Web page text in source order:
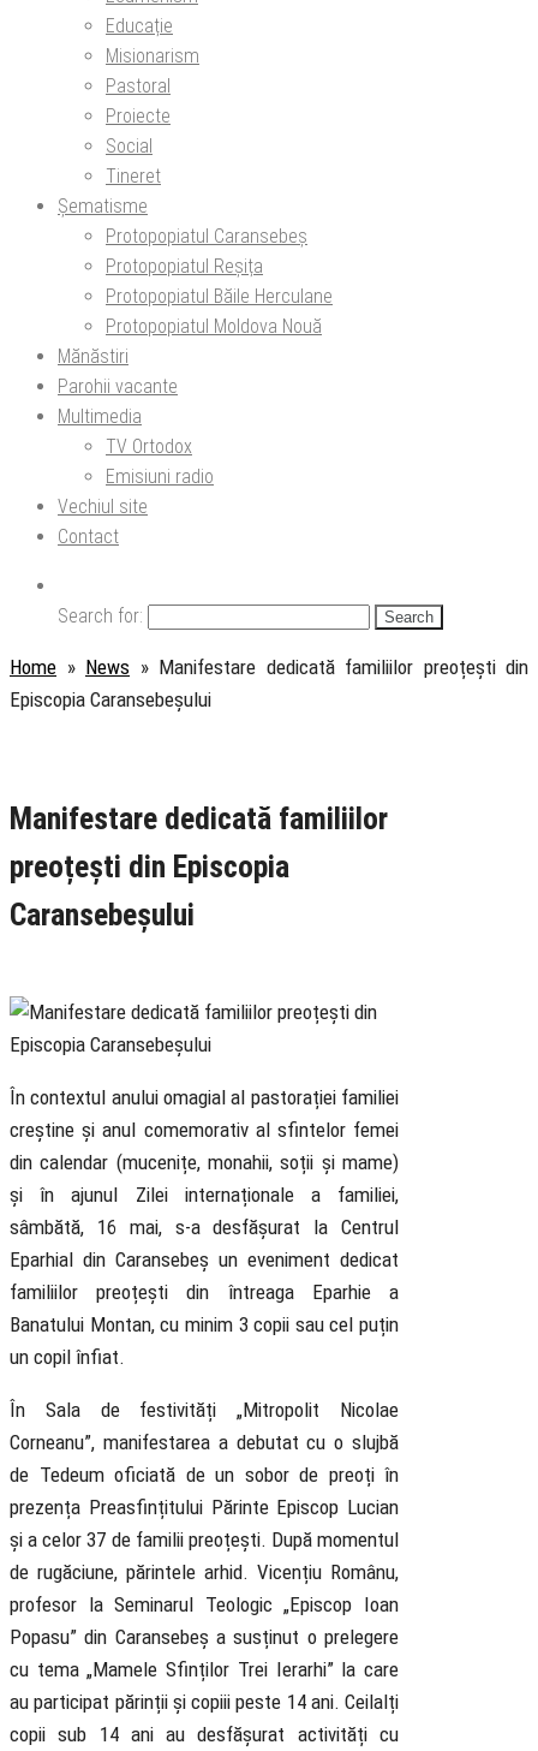
Educație
Misionarism
Pastoral
Proiecte
Social
Tineret
Șematisme
Protopopiatul Caransebeș
Protopopiatul Reșița
Protopopiatul Băile Herculane
Protopopiatul Moldova Nouă
Mănăstiri
Parohii vacante
Multimedia
TV Ortodox
Emisiuni radio
Vechiul site
Contact
Search for:
Home » News » Manifestare dedicată familiilor preoțești din
Episcopia Caransebeșului
Manifestare dedicată familiilor
preoțești din Episcopia
Caransebeșului
În contextul anului omagial al pastorației familiei
creștine și anul comemorativ al sfintelor femei
din calendar (mucenițe, monahii, soții și mame)
și în ajunul Zilei internaționale a familiei,
sâmbătă, 16 mai, s-a desfășurat la Centrul
Eparhial din Caransebeș un eveniment dedicat
familiilor preoțești din întreaga Eparhie a
Banatului Montan, cu minim 3 copii sau cel puțin
un copil înfiat.
În Sala de festivități „Mitropolit Nicolae
Corneanu”, manifestarea a debutat cu o slujbă
de Tedeum oficiată de un sobor de preoți în
prezența Preasfințitului Părinte Episcop Lucian
și a celor 37 de familii preoțești. După momentul
de rugăciune, părintele arhid. Vicențiu Românu,
profesor la Seminarul Teologic „Episcop Ioan
Popasu” din Caransebeș a susținut o prelegere
cu tema „Mamele Sfinților Trei Ierarhi” la care
au participat părinții și copiii peste 14 ani. Ceilalți
copii sub 14 ani au desfășurat activități cu